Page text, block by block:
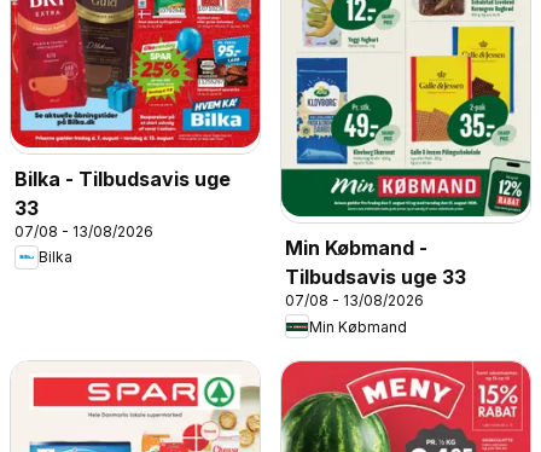
Bilka - Tilbudsavis uge
33
07/08 - 13/08/2026
Bilka
Min Købmand -
Tilbudsavis uge 33
07/08 - 13/08/2026
Min Købmand